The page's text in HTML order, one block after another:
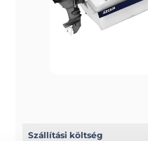
Szállítási költség